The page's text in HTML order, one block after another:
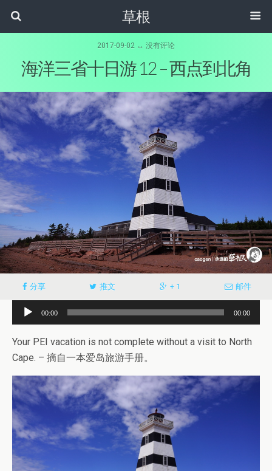
草根
2017-09-02 ↔ 没有评论
海洋三省十日游 12 – 西点到北角
分享 推文 + 1 邮件
频
播
放
00:00 00:00
Your PEI vacation is not complete without a visit to North
Cape. – 摘自一本爱岛旅游手册。